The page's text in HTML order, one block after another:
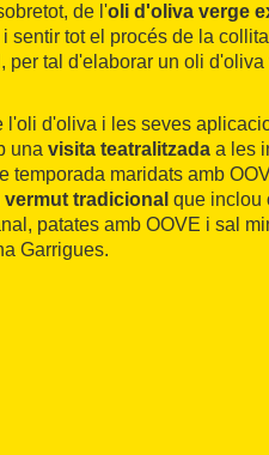
de l'oli d'oliva verge
sentir tot el procés de la
per tal d'elaborar un oli d'oliva
l'oli d'oliva i les seves
una visita teatralitzada a les
temporada maridats amb
vermut tradicional que inclou
patates amb OOVE i sal
Garrigues.